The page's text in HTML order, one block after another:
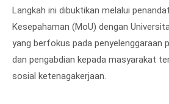
Langkah ini dibuktikan melalui
Kesepahaman (MoU) dengan
yang berfokus pada penyelenggaraan
dan pengabdian kepada masyarakat
sosial ketenagakerjaan.